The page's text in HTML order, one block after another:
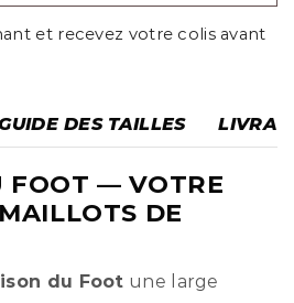
et recevez votre colis avant
DES TAILLES
FOOT — VOTRE
DE
du Foot une large